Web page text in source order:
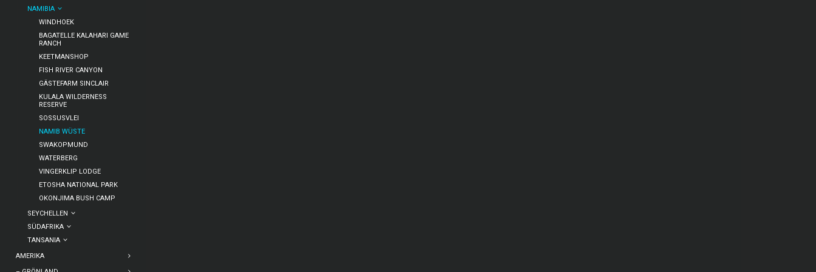
NAMIBIA
WINDHOEK
BAGATELLE KALAHARI GAME
RANCH
KEETMANSHOP
FISH RIVER CANYON
GÄSTEFARM SINCLAIR
KULALA WILDERNESS
RESERVE
SOSSUSVLEI
NAMIB WÜSTE
SWAKOPMUND
WATERBERG
VINGERKLIP LODGE
ETOSHA NATIONAL PARK
OKONJIMA BUSH CAMP
SEYCHELLEN
SÜDAFRIKA
TANSANIA
AMERIKA